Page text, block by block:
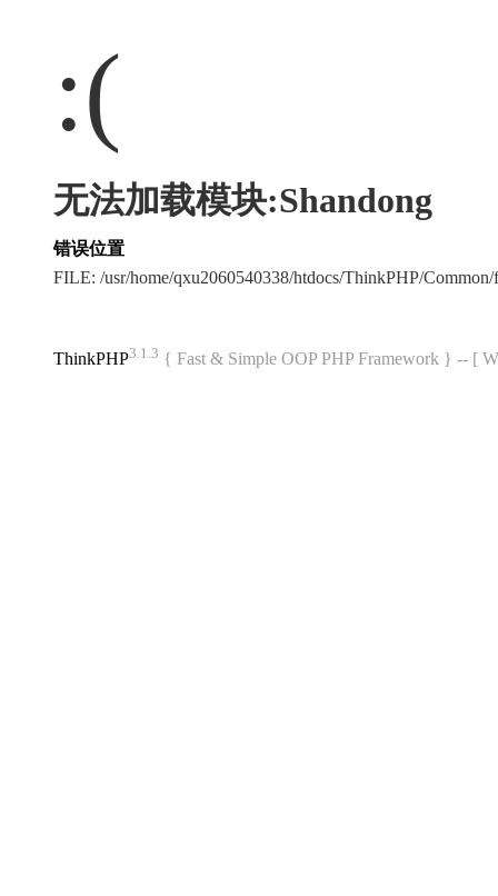
:(
无法加载模块:Shandong
错误位置
FILE: /usr/home/qxu2060540338/htdocs/ThinkPHP/
ThinkPHP3.1.3 { Fast & Simple OOP PHP Framework } -- [